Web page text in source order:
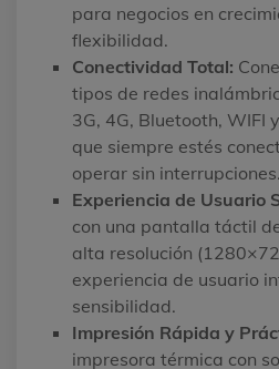
para negocios en
flexibilidad.
Conectividad Total:
tipos de redes
3G, 4G, Bluetooth, WIFI
que siempre estés
operar sin interrupciones.
Experiencia de Usuario
con una pantalla táctil
alta resolución
experiencia de usuario
sensibilidad.
Impresión Rápida y
impresora térmica con